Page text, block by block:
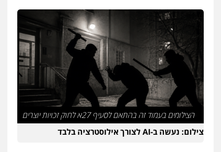
עו"ד אסף דוק
פלילי עבירות מין סמים והימורים
חמורה חקירות ומעצרים צווארון לבן והונאה
0526885006
עו"ד שלי גורביץ – לוי
משפט פלילי פשיעה חמורה מעצרים
וחקירות צבאי תעבורה
0544218336
הצילומים בעמוד זה בהתאם לסעיף 27א לחוק זכויות יוצרים
צילום: נעשה ב-AI לצורך אילוסטרציה בלבד